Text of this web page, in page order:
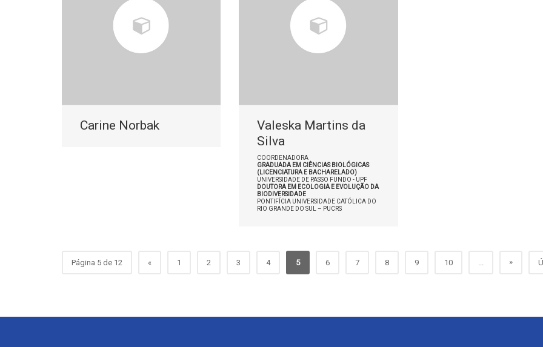
Carine Norbak
Valeska Martins da
Silva
COORDENADORA
GRADUADA EM CIÊNCIAS BIOLÓGICAS
(LICENCIATURA E BACHARELADO)
UNIVERSIDADE DE PASSO FUNDO - UPF
DOUTORA EM ECOLOGIA E EVOLUÇÃO DA
BIODIVERSIDADE
PONTIFÍCIA UNIVERSIDADE CATÓLICA DO
RIO GRANDE DO SUL – PUCRS
Página 5 de 12 « 1 2 3 4 5 6 7 8 9 10 ... »